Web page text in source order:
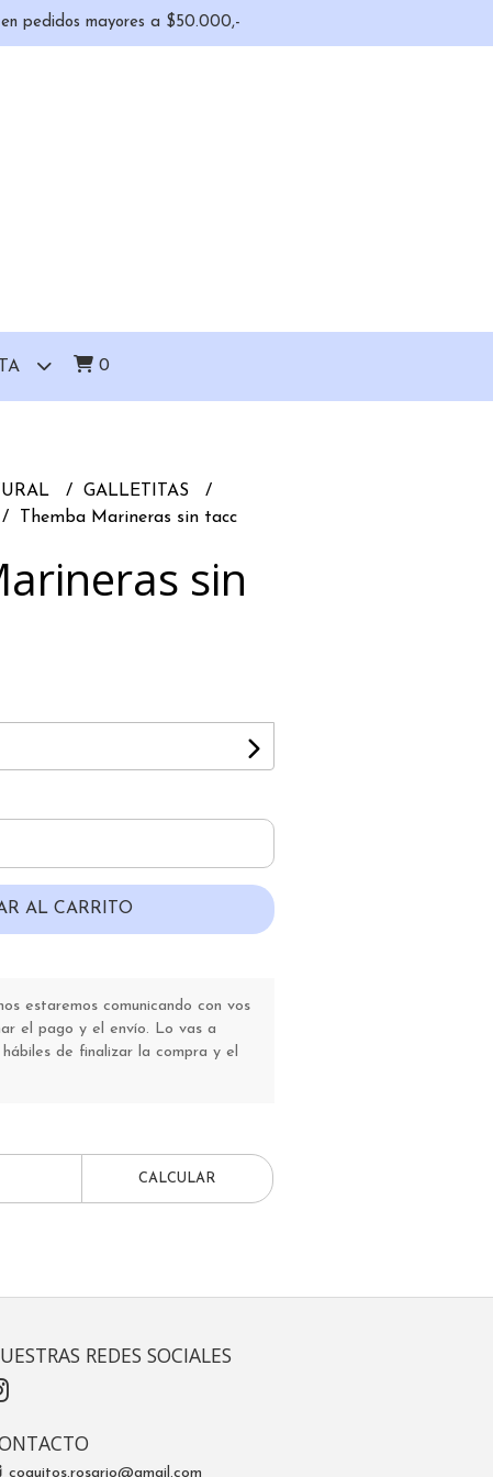
en pedidos mayores a $50.000,-
0
GALLETITAS
Themba Marineras sin tacc
sin
AL CARRITO
estaremos comunicando con vos
el pago y el envío. Lo vas a
de finalizar la compra y el
CALCULAR
REDES SOCIALES
coquitos.rosario@gmail.com